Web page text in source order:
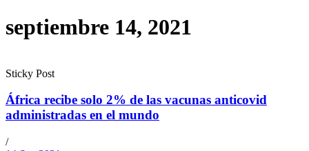
septiembre 14, 2021
Sticky Post
África recibe solo 2% de las vacunas anticovid
administradas en el mundo
/